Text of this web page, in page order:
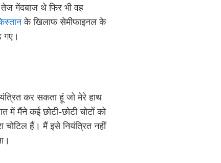
गेंदबाज थे फिर भी वह
के खिलाफ सेमीफाइनल के
गए।
कर सकता हूं जो मेरे हाथ
मैंने कई छोटी-छोटी चोटों को
हैं। मैं इसे नियंत्रित नहीं